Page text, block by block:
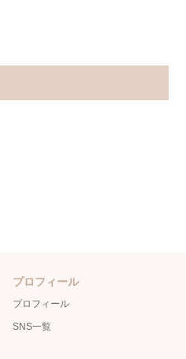
プロフィール
プロフィール
SNS一覧